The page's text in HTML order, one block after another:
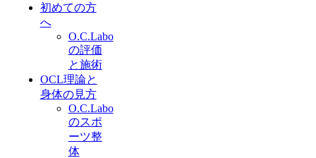
初めての方
へ
O.C.Labo
の評価
と施術
OCL理論と
身体の見方
O.C.Labo
のスポ
ーツ整
体